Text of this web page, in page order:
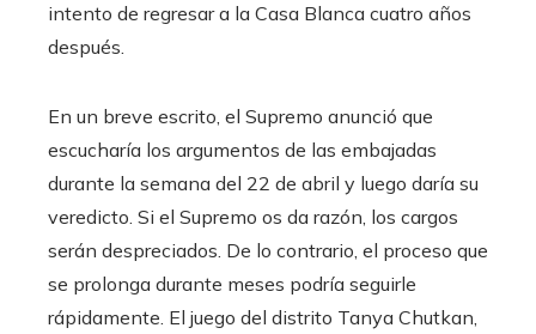
intento de regresar a la Casa Blanca cuatro años
después.
En un breve escrito, el Supremo anunció que
escucharía los argumentos de las embajadas
durante la semana del 22 de abril y luego daría su
veredicto. Si el Supremo os da razón, los cargos
serán despreciados. De lo contrario, el proceso que
se prolonga durante meses podría seguirle
rápidamente. El juego del distrito Tanya Chutkan,